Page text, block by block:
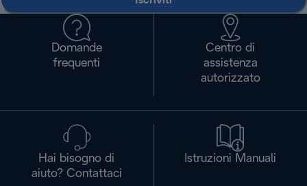
Domande
frequenti
Centro di
assistenza
autorizzato
Hai bisogno di
aiuto? Contattaci
Istruzioni Manuali